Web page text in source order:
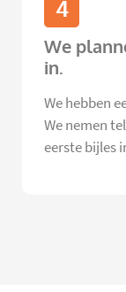
4
We
in.
We hebben
We nemen
eerste bijles